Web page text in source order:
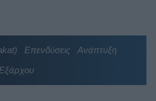
Επενδύσεις
Ανάπτυξη